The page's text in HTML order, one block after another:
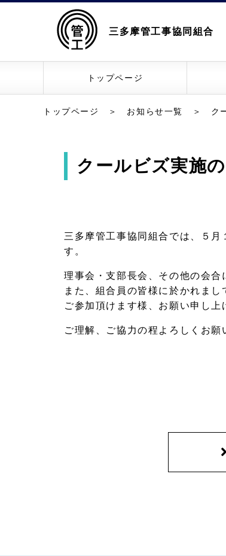
三多摩管工事協同組合
トップページ
トップページ ＞ お知らせ一覧 ＞ クー
クールビズ実施
三多摩管工事協同組合では、５
す。
理事会・支部長会、その他の会合
また、組合員の皆様に於かれま
ご参加頂けます様、お願い申し上
ご理解、ご協力の程よろしくお願